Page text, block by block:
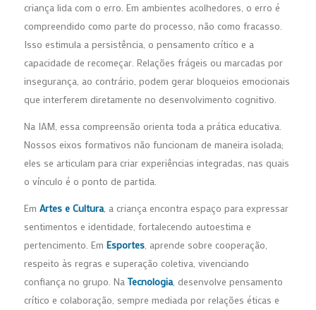
criança lida com o erro. Em ambientes acolhedores, o erro é
compreendido como parte do processo, não como fracasso.
Isso estimula a persistência, o pensamento crítico e a
capacidade de recomeçar. Relações frágeis ou marcadas por
insegurança, ao contrário, podem gerar bloqueios emocionais
que interferem diretamente no desenvolvimento cognitivo.
Na IAM, essa compreensão orienta toda a prática educativa.
Nossos eixos formativos não funcionam de maneira isolada;
eles se articulam para criar experiências integradas, nas quais
o vínculo é o ponto de partida.
Em Artes e Cultura, a criança encontra espaço para expressar
sentimentos e identidade, fortalecendo autoestima e
pertencimento. Em Esportes, aprende sobre cooperação,
respeito às regras e superação coletiva, vivenciando
confiança no grupo. Na Tecnologia, desenvolve pensamento
crítico e colaboração, sempre mediada por relações éticas e